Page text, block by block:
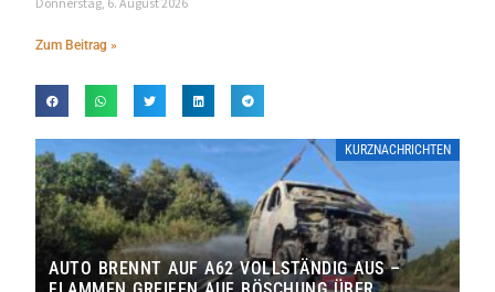
Zum Beitrag »
KURZNACHRICHTEN
AUTO BRENNT AUF A62 VOLLSTÄNDIG AUS –